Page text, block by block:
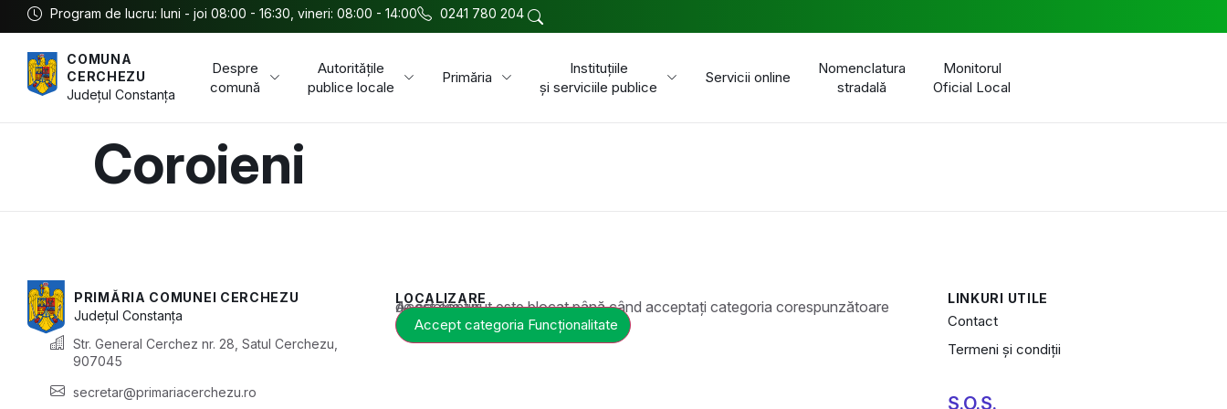
Program de lucru: luni - joi 08:00 - 16:30, vineri: 08:00 - 14:00 0241 780 204
COMUNA
CERCHEZU
JudețulConstanța
Despre
comună
Autoritățile
publice locale
Primăria
Instituțiile
și serviciile publice
Servicii online
Nomenclatura
stradală
Monitorul
Oficial Local
Coroieni
PRIMĂRIA COMUNEI CERCHEZU
JudețulConstanța
Str. General Cerchez nr. 28, Satul Cerchezu,
907045
secretar@primariacerchezu.ro
LOCALIZARE
Acest conținut este blocat până când acceptați categoria corespunzătoare de cookie-uri.
Accept categoria Funcționalitate
LINKURI UTILE
Contact
Termeni și condiții
S.O.S.